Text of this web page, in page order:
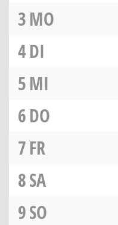
3MO
4DI
5MI
6DO
7FR
8SA
9SO